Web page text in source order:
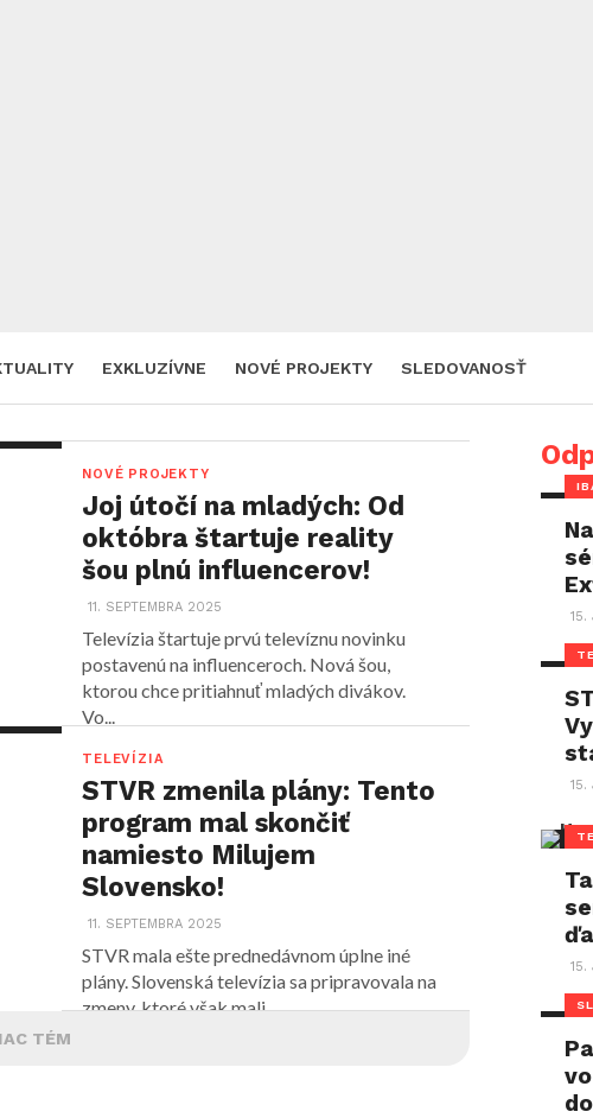
EXKLUZÍVNE NOVÉ PROJEKTY SLEDOVANOSŤ
NOVÉ PROJEKTY
Joj útočí na mladých: Od
októbra štartuje reality
šou plnú influencerov!
11. SEPTEMBRA 2025
Televízia štartuje prvú televíznu novinku
postavenú na influenceroch. Nová šou,
ktorou chce pritiahnuť mladých divákov.
Vo...
TELEVÍZIA
STVR zmenila plány: Tento
program mal skončiť
namiesto Milujem
Slovensko!
11. SEPTEMBRA 2025
STVR mala ešte prednedávnom úplne iné
plány. Slovenská televízia sa pripravovala na
zmeny, ktoré však mali...
TÉM
15.
15.
15.